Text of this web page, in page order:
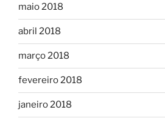
maio 2018
abril 2018
março 2018
fevereiro 2018
janeiro 2018